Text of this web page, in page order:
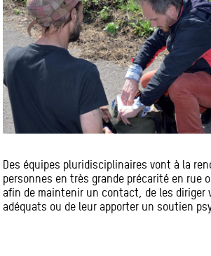
Des équipes pluridisciplinaires vont à la
personnes en très grande précarité en rue
afin de maintenir un contact, de les diriger
adéquats ou de leur apporter un soutien